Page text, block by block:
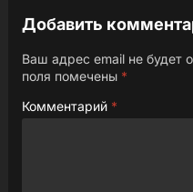
Добавить
Ваш адрес email не будет
поля помечены *
Комментарий *